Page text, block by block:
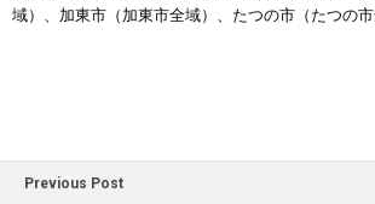
域）、加東市（加東市全域）、たつの市（たつの市
Previous Post